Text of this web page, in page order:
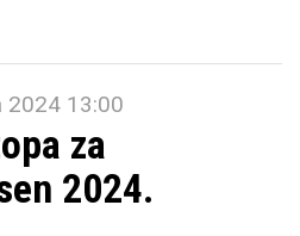
2024 13:00
za
2024.